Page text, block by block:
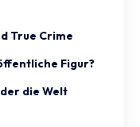
True Crime
Figur?
die Welt